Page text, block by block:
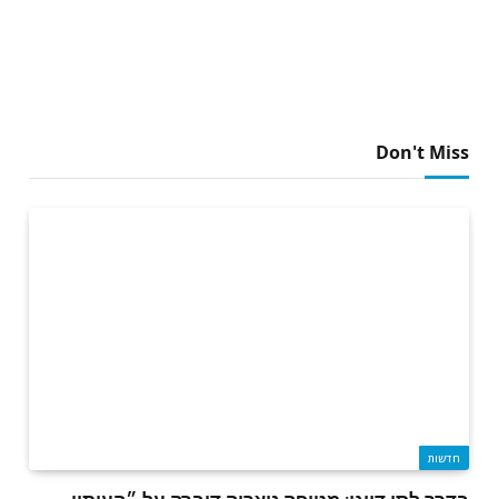
Don't Miss
חדשות